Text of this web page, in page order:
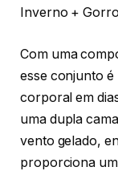
Inverno +
Com uma
esse conjunto
corporal em
uma dupla
vento gelado,
proporciona